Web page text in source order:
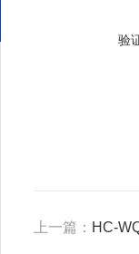
验
上一篇： HC-